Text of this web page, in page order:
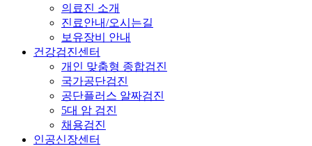
의료진 소개
진료안내/오시는길
보유장비 안내
건강검진센터
개인 맞춤형 종합검진
국가공단검진
공단플러스 알짜검진
5대 암 검진
채용검진
인공신장센터